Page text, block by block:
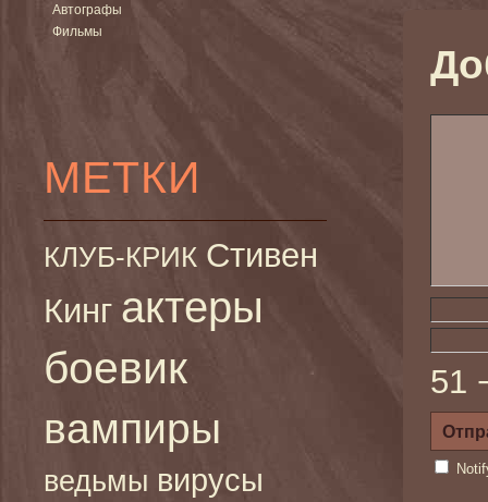
Автографы
Фильмы
МЕТКИ
КЛУБ-КРИК Стивен
Кинг актеры
боевик
вампиры
ведьмы вирусы
51